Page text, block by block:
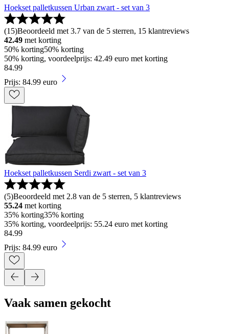
Hoekset palletkussen Urban zwart - set van 3
(15)Beoordeeld met 3.7 van de 5 sterren, 15 klantreviews
42.49 met korting
50% korting50% korting
50% korting, voordeelprijs: 42.49 euro met korting
84.99
Prijs: 84.99 euro
Hoekset palletkussen Serdi zwart - set van 3
(5)Beoordeeld met 2.8 van de 5 sterren, 5 klantreviews
55.24 met korting
35% korting35% korting
35% korting, voordeelprijs: 55.24 euro met korting
84.99
Prijs: 84.99 euro
Vaak samen gekocht